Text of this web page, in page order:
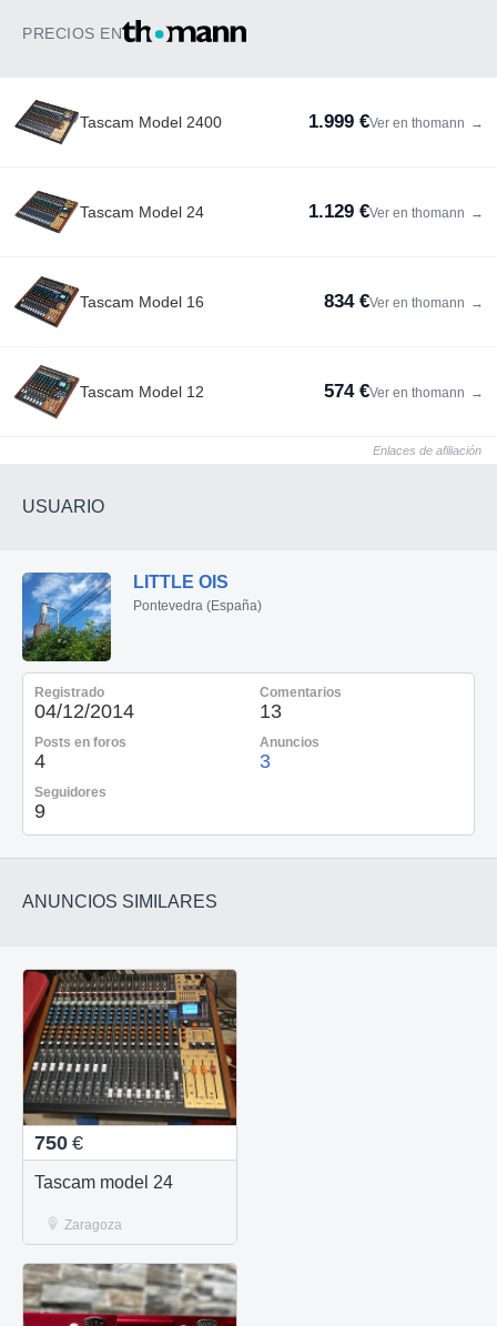
PRECIOS EN
Tascam Model 2400 1.999 €Ver en thomann →
Tascam Model 24 1.129 €Ver en thomann →
Tascam Model 16 834 €Ver en thomann →
Tascam Model 12 574 €Ver en thomann →
Enlaces de afiliación
USUARIO
LITTLE OIS
Pontevedra (España)
Registrado
04/12/2014
Comentarios
13
Posts en foros
4
Anuncios
3
Seguidores
9
ANUNCIOS SIMILARES
750 €
Tascam model 24
Zaragoza